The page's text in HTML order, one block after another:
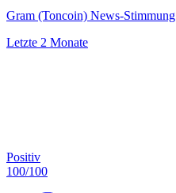
Gram (Toncoin) News-Stimmung
Letzte 2 Monate
Positiv
100/100